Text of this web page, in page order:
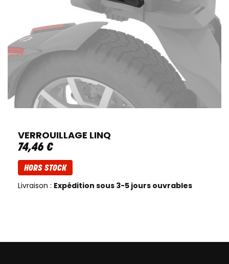
VERROUILLAGE LINQ
74,46 €
HORS STOCK
Livraison : Expédition sous 3-5 jours ouvrables